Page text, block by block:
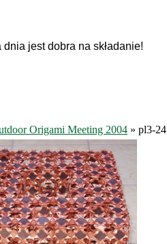
dnia jest dobra na składanie!
Origami Meeting 2004 » pl3-24